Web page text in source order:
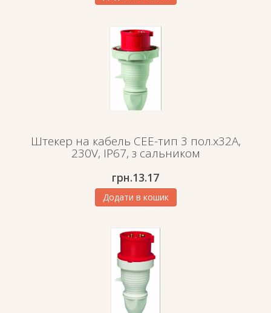
Штекер на кабель СЕЕ-тип 3 пол.х32А,
230V, IP67, з сальником
грн.13.17
Додати в кошик